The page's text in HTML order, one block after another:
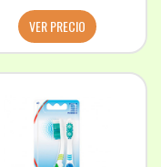
VER PRECIO